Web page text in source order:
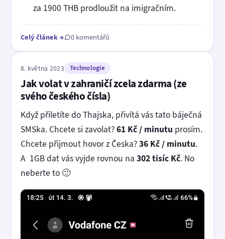
za 1900 THB prodloužit na imigračním.
Celý článek→ 0 komentářů
8. května 2023 Technologie
Jak volat v zahraničí zcela zdarma (ze
svého českého čísla)
Když přiletíte do Thajska, přivítá vás tato báječná
SMSka. Chcete si zavolat?61 Kč / minutu prosím.
Chcete přijmout hovor z Česka?36 Kč / minutu.
A 1GB dat vás vyjde rovnou na 302 tisíc Kč. No
neberte to 🙂